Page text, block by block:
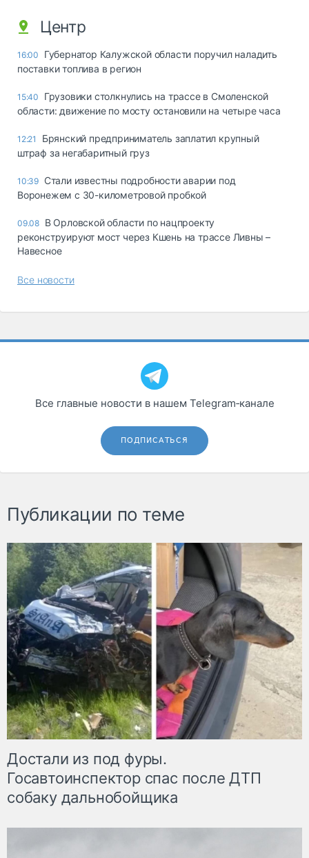
Центр
16:00
Губернатор Калужской области поручил наладить
поставки топлива в регион
15:40
Грузовики столкнулись на трассе в Смоленской
области: движение по мосту остановили на четыре часа
12:21
Брянский предприниматель заплатил крупный
штраф за негабаритный груз
10:39 Стали известны подробности аварии под
Воронежем с 30-километровой пробкой
09.08 В Орловской области по нацпроекту
реконструируют мост через Кшень на трассе Ливны –
Навесное
Все новости
Все главные новости в нашем Telegram‑канале
ПОДПИСАТЬСЯ
Публикации по теме
Достали из под фуры.
Госавтоинспектор спас после ДТП
собаку дальнобойщика